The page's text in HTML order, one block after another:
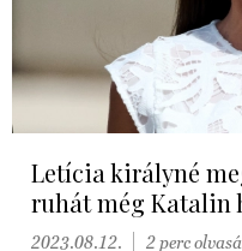
Letícia királyné
ruhát még Katalin
2023.08.12. 2 perc